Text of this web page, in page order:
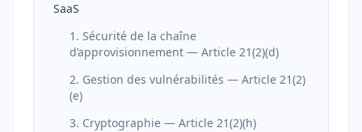
SaaS
1. Sécurité de la chaîne
d’approvisionnement — Article 21(2)(d)
2. Gestion des vulnérabilités — Article 21(2)
(e)
3. Cryptographie — Article 21(2)(h)